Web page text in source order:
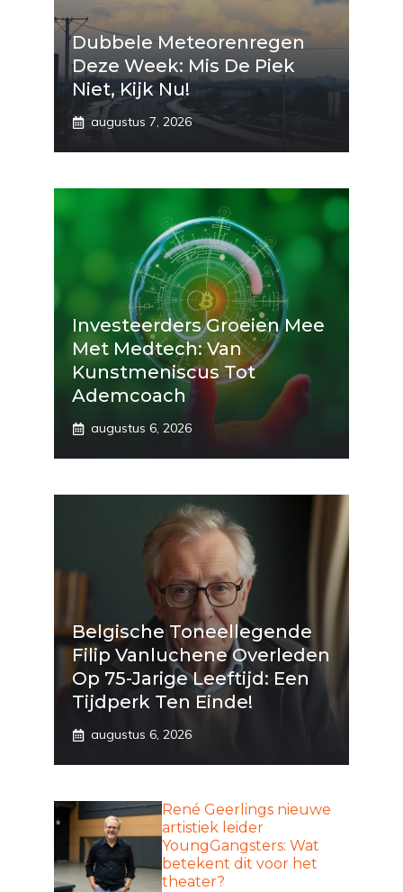
Dubbele Meteorenregen
Deze Week: Mis De Piek
Niet, Kijk Nu!
augustus 7, 2026
Investeerders Groeien Mee
Met Medtech: Van
Kunstmeniscus Tot
Ademcoach
augustus 6, 2026
Belgische Toneellegende
Filip Vanluchene Overleden
Op 75-Jarige Leeftijd: Een
Tijdperk Ten Einde!
augustus 6, 2026
René Geerlings nieuwe
artistiek leider
YoungGangsters: Wat
betekent dit voor het
theater?